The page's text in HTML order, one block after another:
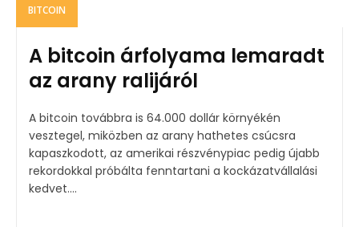
BITCOIN
A bitcoin árfolyama lemaradt
az arany ralijáról
A bitcoin továbbra is 64.000 dollár környékén
vesztegel, miközben az arany hathetes csúcsra
kapaszkodott, az amerikai részvénypiac pedig újabb
rekordokkal próbálta fenntartani a kockázatvállalási
kedvet....